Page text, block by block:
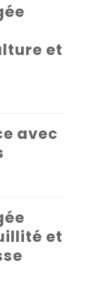
et
avec
et